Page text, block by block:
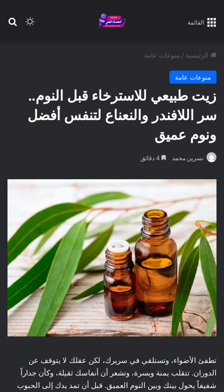
الوضع القائمة
الرئيسية / منوعات عامة
منوعات عامة
زيت طبيعي للاسترخاء قبل النوم..
سر اللافندر والنعناع لتنفس أفضل
ونوم عميق
نسرين محمد
تطفئ الأضواء، وتستلقي في سريرك، لكن عقلك لا يتوقف عن
الدوران. تتقلب يمنة ويسرة، وتشعر أن أنفاسك ثقيلة، وكأن جداراً
شفيفاً يحول بينك وبين النوم العميق. قبل أن تمد يدك إلى الحبوب